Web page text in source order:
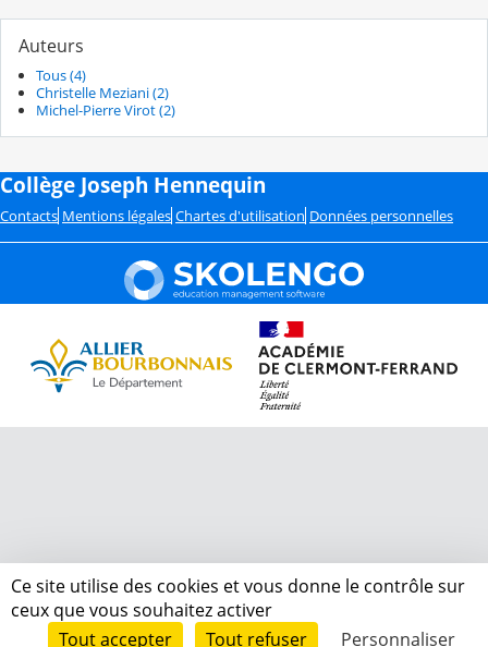
Auteurs
Tous (4)
Christelle Meziani (2)
Michel-Pierre Virot (2)
Collège Joseph Hennequin
Contacts Mentions légales Chartes d'utilisation Données personnelles
Ce site utilise des cookies et vous donne le contrôle sur
ceux que vous souhaitez activer
Tout accepter
Tout refuser Personnaliser